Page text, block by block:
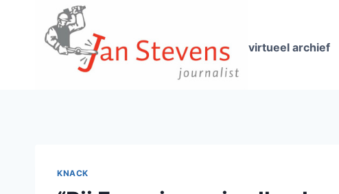
virtueel archief
KNACK